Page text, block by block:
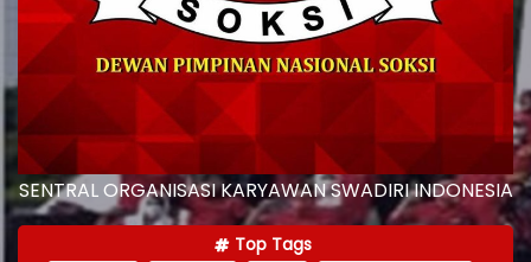
SENTRAL ORGANISASI KARYAWAN SWADIRI INDONESIA
Top Tags